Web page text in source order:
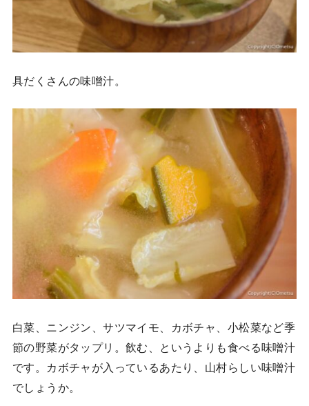
具だくさんの味噌汁。
白菜、ニンジン、サツマイモ、カボチャ、小松菜など季
節の野菜がタップリ。飲む、というよりも食べる味噌汁
です。カボチャが入っているあたり、山村らしい味噌汁
でしょうか。